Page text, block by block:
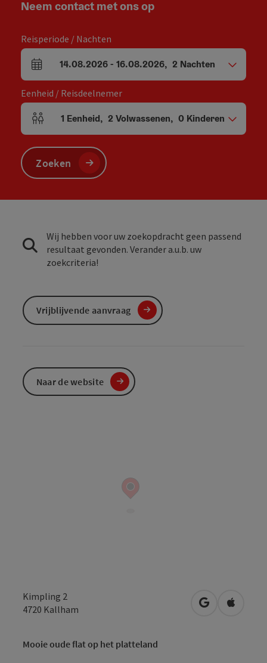
Kimpling 2
4720 Kallham Openen in
Mooie oude flat op het platteland
Neem contact met ons op
Reisperiode / Nachten
Velden voor aankomst en vertrek
14.08.2026- 16.08.2026, 2 Nachten
Eenheid / Reisdeelnemer
Aantal eenheden en persoonsvelden
1 Eenheid, 2 Volwassenen, 0 Kinderen
Zoeken
Wij hebben voor uw zoekopdracht geen passend
resultaat gevonden. Verander a.u.b. uw
zoekcriteria!
Vrijblijvende aanvraag
Naar de website